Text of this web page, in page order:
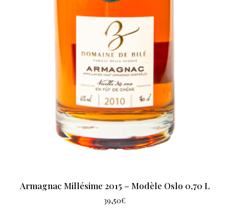
Armagnac Millésime 2015 – Modèle Oslo 0,70 L
39,50€